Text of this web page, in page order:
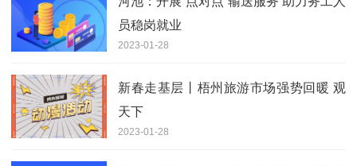
员稳岗就业
2023-01-28
新春走基层丨梧州旅游市场强势回暖 观
天下
2023-01-28